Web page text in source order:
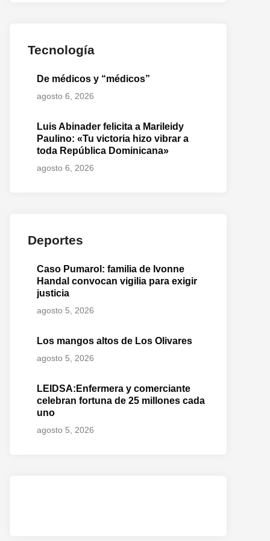
Tecnología
De médicos y “médicos”
agosto 6, 2026
Luis Abinader felicita a Marileidy
Paulino: «Tu victoria hizo vibrar a
toda República Dominicana»
agosto 6, 2026
Deportes
Caso Pumarol: familia de Ivonne
Handal convocan vigilia para exigir
justicia
agosto 5, 2026
Los mangos altos de Los Olivares
agosto 5, 2026
LEIDSA:Enfermera y comerciante
celebran fortuna de 25 millones cada
uno
agosto 5, 2026